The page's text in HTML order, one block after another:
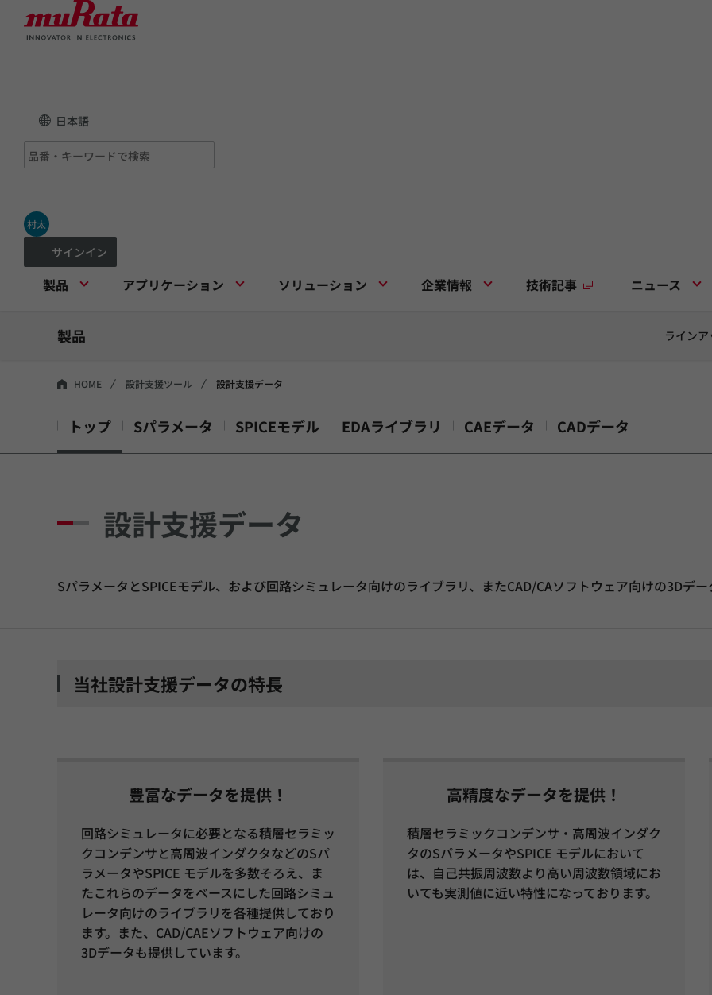
日本語
村太
サインイン
製品 アプリケーション ソリューション 企業情報 技術記事 ニュース
製品 ライン
HOME 設計支援ツール 設計支援データ
トップ Sパラメータ SPICEモデル EDAライブラリ CAEデータ CADデータ
設計支援データ
SパラメータとSPICEモデル、および回路シミュレータ向けのライブラリ、またCAD/CAソフトウェア向けの3Dデー
当社設計支援データの特長
豊富なデータを提供！
回路シミュレータに必要となる積層セラミッ
クコンデンサと高周波インダクタなどのSパ
ラメータやSPICE モデルを多数そろえ、ま
たこれらのデータをベースにした回路シミュ
レータ向けのライブラリを各種提供しており
ます。また、CAD/CAEソフトウェア向けの
3Dデータも提供しています。
高精度なデータを提供！
積層セラミックコンデンサ・高周波インダク
タのSパラメータやSPICE モデルにおいて
は、自己共振周波数より高い周波数領域にお
いても実測値に近い特性になっております。